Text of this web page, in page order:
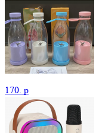
170. p